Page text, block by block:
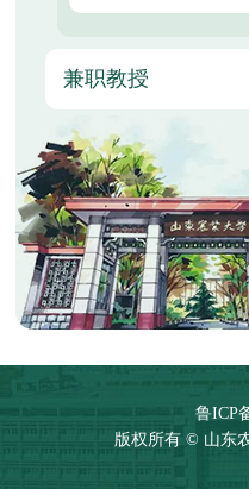
兼职教授
鲁ICP
版权所有 © 山东